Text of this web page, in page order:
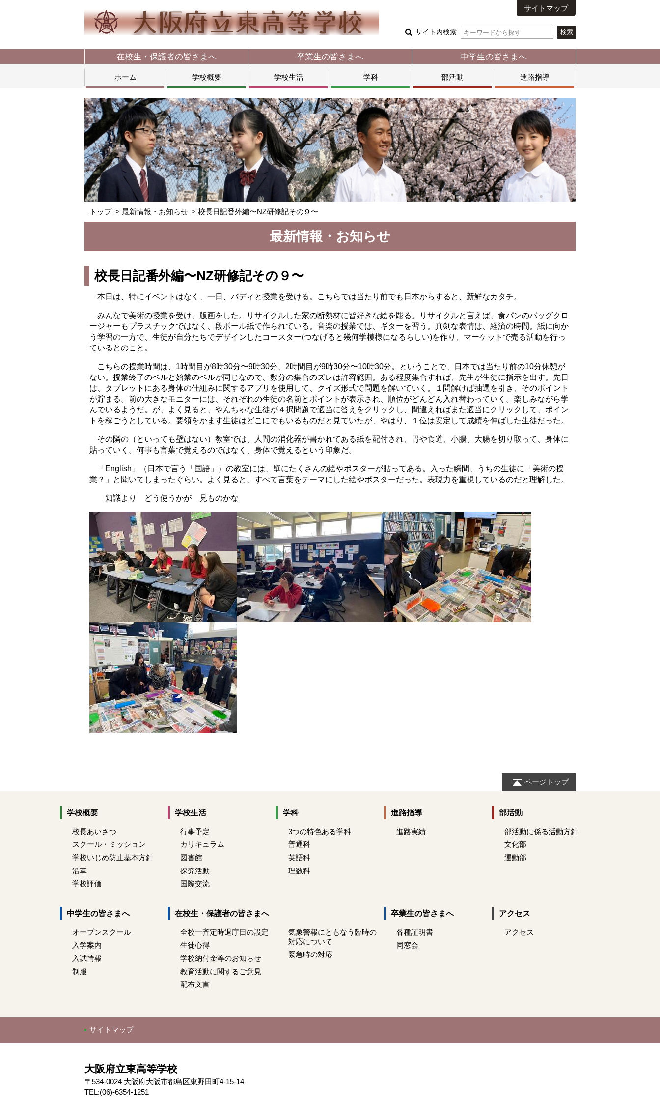
サイトマップ
サイト内検索
在校生・保護者の皆さまへ 卒業生の皆さまへ 中学生の皆さまへ
ホーム 学校概要 学校生活 学科 部活動 進路指導
トップ 最新情報・お知らせ 校長日記番外編〜NZ研修記その９〜
最新情報・お知らせ
校長日記番外編〜NZ研修記その９〜
本日は、特にイベントはなく、一日、バディと授業を受ける。こちらでは当たり前でも日本からすると、新鮮なカタチ。
みんなで美術の授業を受け、版画をした。リサイクルした家の断熱材に皆好きな絵を彫る。リサイクルと言えば、食パンのバッグクロ
ージャーもプラスチックではなく、段ボール紙で作られている。音楽の授業では、ギターを習う。真剣な表情は、経済の時間。紙に向か
う学習の一方で、生徒が自分たちでデザインしたコースター(つなげると幾何学模様になるらしい)を作り、マーケットで売る活動を行っ
ているとのこと。
こちらの授業時間は、1時間目が8時30分〜9時30分、2時間目が9時30分〜10時30分。ということで、日本では当たり前の10分休憩が
ない。授業終了のベルと始業のベルが同じなので、数分の集合のズレは許容範囲。ある程度集合すれば、先生が生徒に指示を出す。先日
は、タブレットにある身体の仕組みに関するアプリを使用して、クイズ形式で問題を解いていく。１問解けば抽選を引き、そのポイント
が貯まる。前の大きなモニターには、それぞれの生徒の名前とポイントが表示され、順位がどんどん入れ替わっていく。楽しみながら学
んでいるようだ。が、よく見ると、やんちゃな生徒が４択問題で適当に答えをクリックし、間違えればまた適当にクリックして、ポイン
トを稼ごうとしている。要領をかます生徒はどこにでもいるものだと見ていたが、やはり、１位は安定して成績を伸ばした生徒だった。
その隣の（といっても壁はない）教室では、人間の消化器が書かれてある紙を配付され、胃や食道、小腸、大腸を切り取って、身体に
貼っていく。何事も言葉で覚えるのではなく、身体で覚えるという印象だ。
「English」（日本で言う「国語」）の教室には、壁にたくさんの絵やポスターが貼ってある。入った瞬間、うちの生徒に「美術の授
業？」と聞いてしまったぐらい。よく見ると、すべて言葉をテーマにした絵やポスターだった。表現力を重視しているのだと理解した。
知識より どう使うかが 見ものかな
ページトップ
学校概要
校長あいさつ
スクール・ミッション
学校いじめ防止基本方針
沿革
学校評価
学校生活
行事予定
カリキュラム
図書館
探究活動
国際交流
学科
3つの特色ある学科
普通科
英語科
理数科
進路指導
進路実績
部活動
部活動に係る活動方針
文化部
運動部
中学生の皆さまへ
オープンスクール
入学案内
入試情報
制服
在校生・保護者の皆さまへ
全校一斉定時退庁日の設定
生徒心得
学校納付金等のお知らせ
教育活動に関するご意見
配布文書
気象警報にともなう臨時の
対応について
緊急時の対応
卒業生の皆さまへ
各種証明書
同窓会
アクセス
アクセス
サイトマップ
大阪府立東高等学校
〒534-0024 大阪府大阪市都島区東野田町4-15-14
TEL:(06)-6354-1251